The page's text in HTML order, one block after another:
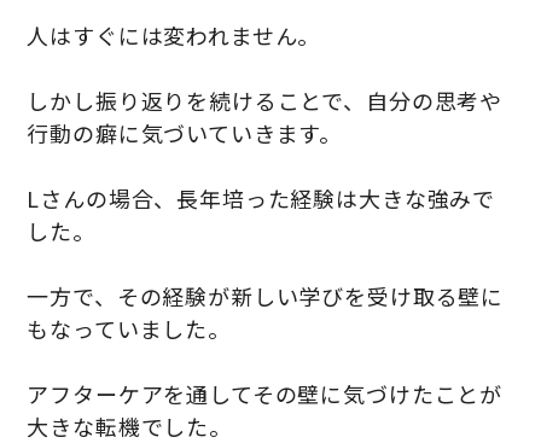
人はすぐには変われません。
しかし振り返りを続けることで、自分の思考や
行動の癖に気づいていきます。
Lさんの場合、長年培った経験は大きな強みで
した。
一方で、その経験が新しい学びを受け取る壁に
もなっていました。
アフターケアを通してその壁に気づけたことが
大きな転機でした。